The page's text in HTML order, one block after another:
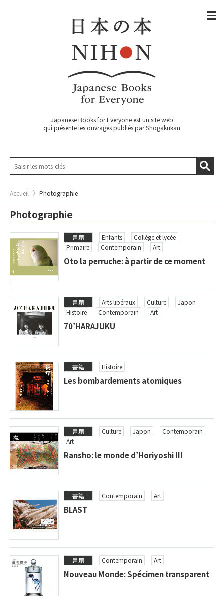
Japanese Books for Everyone est un site web
qui présente les ouvrages publiés par Shogakukan
Accueil Photographie
Photographie
書籍 Enfants
Collège et lycée
Primaire
Contemporain Art
Oto la perruche: à partir de ce moment
書籍 Arts libéraux Culture
Japon
Histoire
Contemporain Art
70’HARAJUKU
書籍 Histoire
Les bombardements atomiques
書籍 Culture Japon
Contemporain
Art
Ransho: le monde d’Horiyoshi III
書籍 Contemporain Art
BLAST
書籍 Contemporain Art
Nouveau Monde: Spécimen transparent